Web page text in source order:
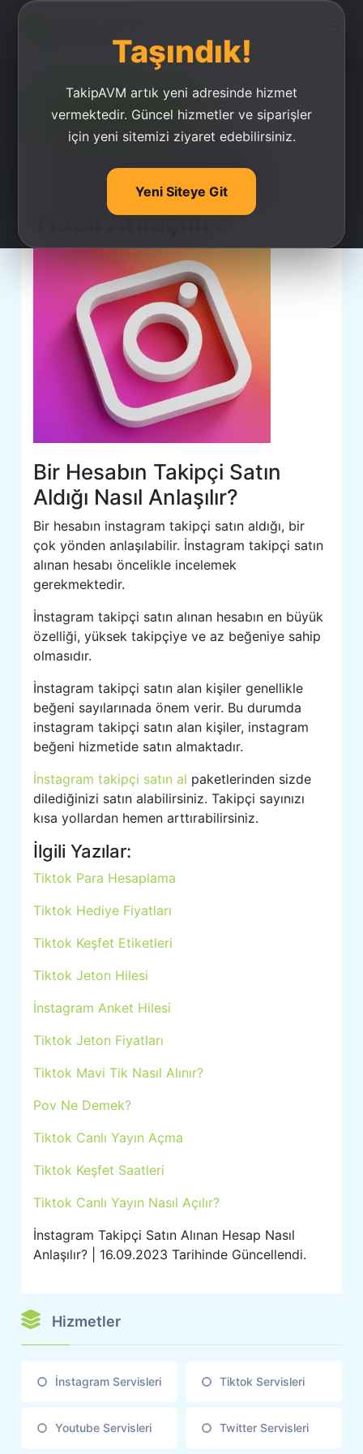
Taşındık!
TakipAVM artık yeni adresinde hizmet
vermektedir. Güncel hizmetler ve siparişler
için yeni sitemizi ziyaret edebilirsiniz.
Yeni Siteye Git
Ucuz Takipçi Satın Al
İnstagram Takipçi
Satın Alınan Hesap
Nasıl Anlaşılır?
Bir Hesabın Takipçi Satın
Aldığı Nasıl Anlaşılır?
Bir hesabın instagram takipçi satın aldığı, bir
çok yönden anlaşılabilir. İnstagram takipçi satın
alınan hesabı öncelikle incelemek
gerekmektedir.
İnstagram takipçi satın alınan hesabın en büyük
özelliği, yüksek takipçiye ve az beğeniye sahip
olmasıdır.
İnstagram takipçi satın alan kişiler genellikle
beğeni sayılarınada önem verir. Bu durumda
instagram takipçi satın alan kişiler, instagram
beğeni hizmetide satın almaktadır.
İnstagram takipçi satın al paketlerinden sizde
dilediğinizi satın alabilirsiniz. Takipçi sayınızı
kısa yollardan hemen arttırabilirsiniz.
İlgili Yazılar:
Tiktok Para Hesaplama
Tiktok Hediye Fiyatları
Tiktok Keşfet Etiketleri
Tiktok Jeton Hilesi
İnstagram Anket Hilesi
Tiktok Jeton Fiyatları
Tiktok Mavi Tik Nasıl Alınır?
Pov Ne Demek?
Tiktok Canlı Yayın Açma
Tiktok Keşfet Saatleri
Tiktok Canlı Yayın Nasıl Açılır?
İnstagram Takipçi Satın Alınan Hesap Nasıl
Anlaşılır? | 16.09.2023 Tarihinde Güncellendi.
Hizmetler
İnstagram Servisleri Tiktok Servisleri
Youtube Servisleri Twitter Servisleri